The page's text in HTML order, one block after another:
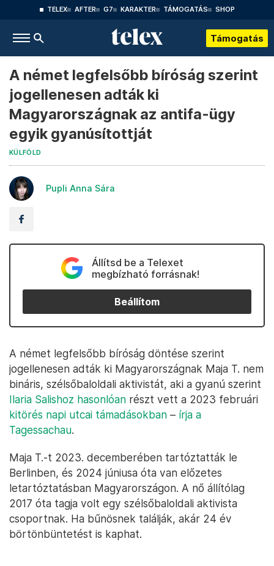
TELEX AFTER G7 KARAKTER TÁMOGATÁS SHOP
Támogatás
A német legfelsőbb bíróság szerint
jogellenesen adták ki
Magyarországnak az antifa-ügy
egyik gyanúsítottját
KÜLFÖLD
Pupli Anna Sára
Állítsd be a Telexet
megbízható forrásnak!
Beállítom
A német legfelsőbb bíróság döntése szerint
jogellenesen adták ki Magyarországnak Maja T. nem
bináris, szélsőbaloldali aktivistát, aki a gyanú szerint
Ilaria Salishoz hasonlóan részt vett a 2023 februári
kitörés napi utcai támadásokban – írja a
Tagessachau.
Maja T.-t 2023. decemberében tartóztatták le
Berlinben, és 2024 júniusa óta van előzetes
letartóztatásban Magyarországon. A nő állítólag
2017 óta tagja volt egy szélsőbaloldali aktivista
csoportnak. Ha bűnösnek találják, akár 24 év
börtönbüntetést is kaphat.